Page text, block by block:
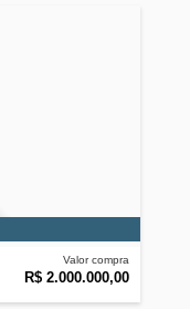
Valor compra
R$ 2.000.000,00